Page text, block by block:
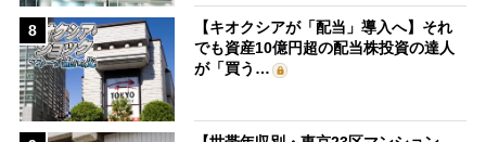
8
【キオクシアが「配当」導入へ】それ
でも資産10億円超の配当株投資の達人
が「買う…